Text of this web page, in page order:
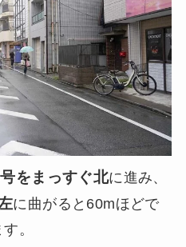
をまっすぐ北に進み、
に曲がると60mほどで
。